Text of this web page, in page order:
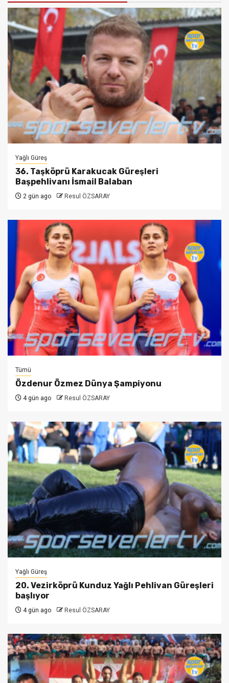
Yağlı Güreş
36. Taşköprü Karakucak Güreşleri
Başpehlivanı İsmail Balaban
2 gün ago Resul ÖZSARAY
Tümü
Özdenur Özmez Dünya Şampiyonu
4 gün ago Resul ÖZSARAY
Yağlı Güreş
20. Vezirköprü Kunduz Yağlı Pehlivan Güreşleri
başlıyor
4 gün ago Resul ÖZSARAY